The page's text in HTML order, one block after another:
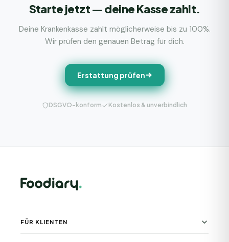
Starte jetzt — deine Kasse zahlt.
Deine Krankenkasse zahlt möglicherweise bis zu 100%.
Wir prüfen den genauen Betrag für dich.
Erstattung prüfen
DSGVO-konform Kostenlos & unverbindlich
FÜR KLIENTEN